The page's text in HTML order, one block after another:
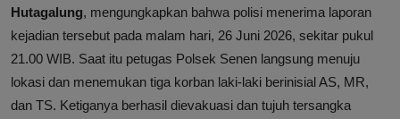
Hutagalung, mengungkapkan bahwa polisi menerima laporan
kejadian tersebut pada malam hari, 26 Juni 2026, sekitar pukul
21.00 WIB. Saat itu petugas Polsek Senen langsung menuju
lokasi dan menemukan tiga korban laki-laki berinisial AS, MR,
dan TS. Ketiganya berhasil dievakuasi dan tujuh tersangka